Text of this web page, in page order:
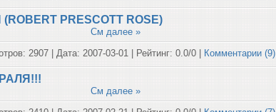
PRESCOTT ROSE)
См далее »
2907 | Дата: 2007-03-01 | Рейтинг: 0.0/0 | Комментарии (9)
См далее »